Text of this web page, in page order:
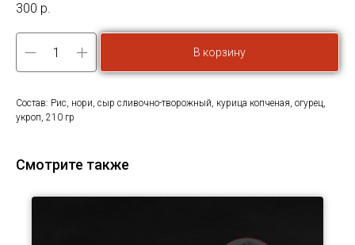
300 р.
В корзину
Состав: Рис, нори, сыр сливочно-творожный, курица копченая, огурец,
укроп, 210 гр
Смотрите также